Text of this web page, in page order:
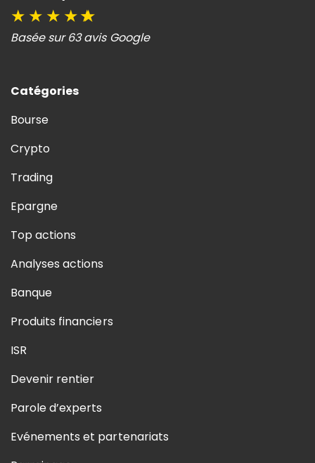
★ ★ ★ ★★
Basée sur 63 avis Google
Catégories
Bourse
Crypto
Trading
Epargne
Top actions
Analyses actions
Banque
Produits financiers
ISR
Devenir rentier
Parole d’experts
Evénements et partenariats